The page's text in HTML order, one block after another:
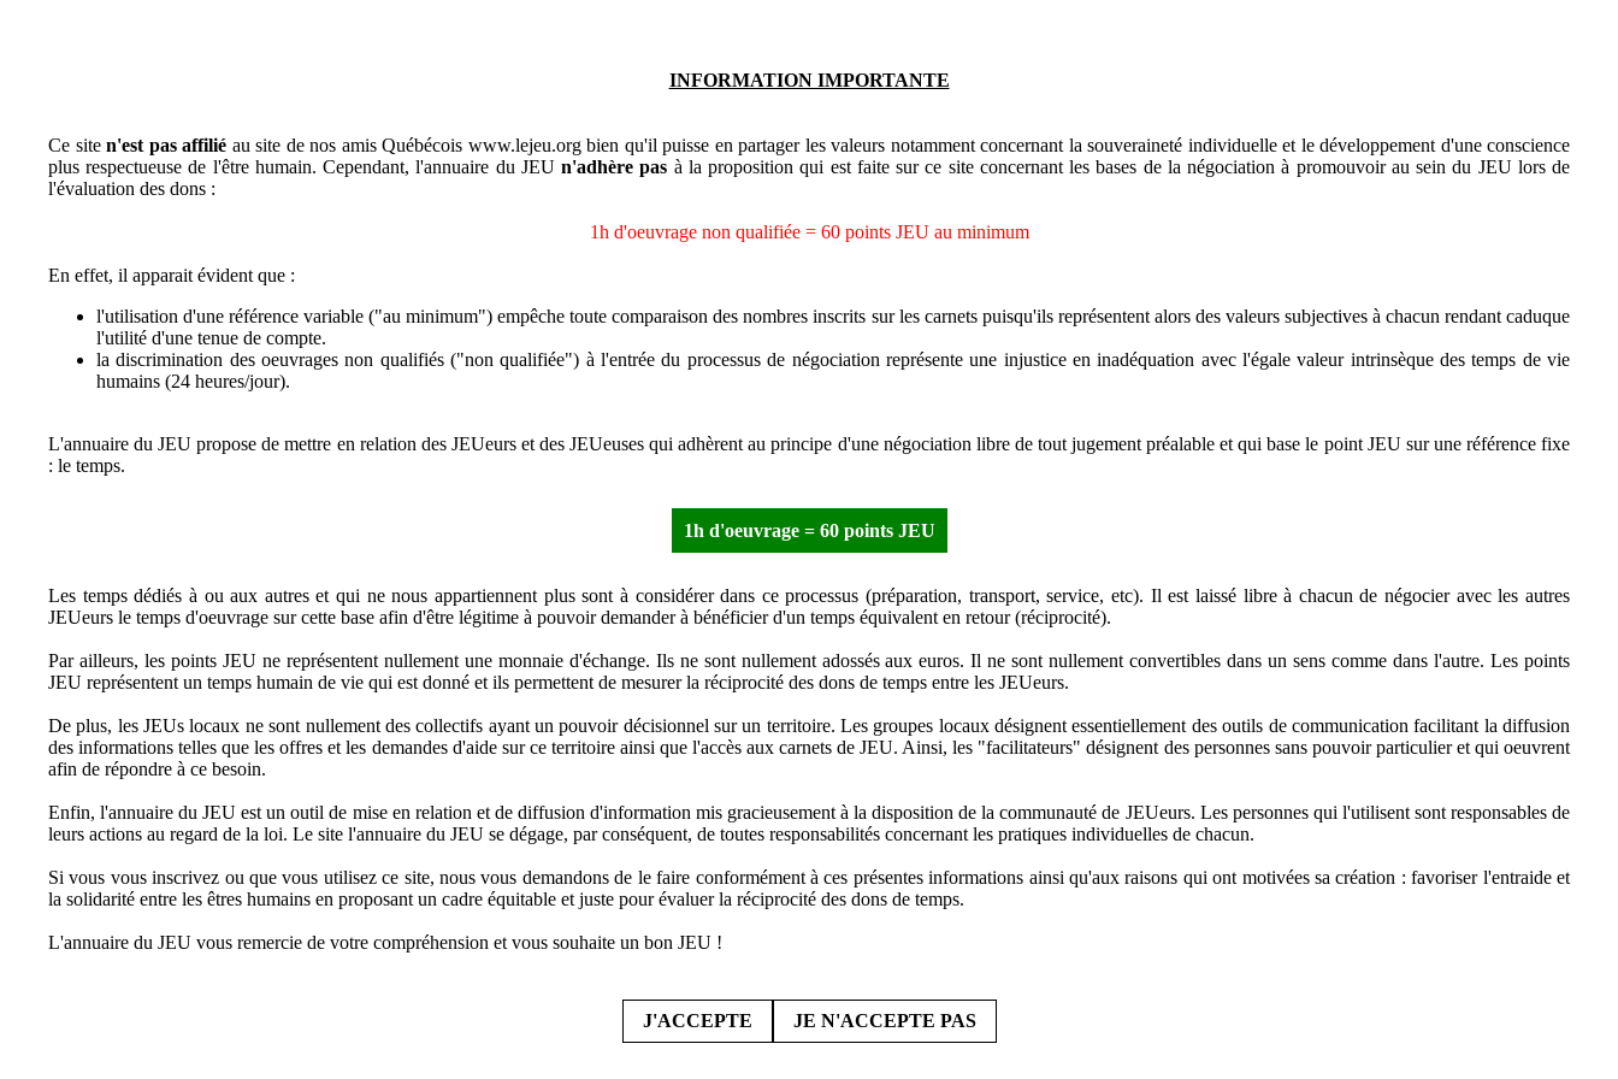
INFORMATION IMPORTANTE
Ce site n'est pas affilié au site de nos amis Québécois www.lejeu.org bien qu'il puisse en partager les valeurs notamment concernant la souveraineté individuelle et le développement d'une conscience
plus respectueuse de l'être humain. Cependant, l'annuaire du JEUn'adhère pas à la proposition qui est faite sur ce site concernant les bases de la négociation à promouvoir au sein du JEU lors de
l'évaluation des dons :
1h d'oeuvrage non qualifiée = 60 points JEU au minimum
En effet, il apparait évident que :
l'utilisation d'une référence variable ("au minimum") empêche toute comparaison des nombres inscrits sur les carnets puisqu'ils représentent alors des valeurs subjectives à chacun rendant caduque
l'utilité d'une tenue de compte.
la discrimination des oeuvrages non qualifiés ("non qualifiée") à l'entrée du processus de négociation représente une injustice en inadéquation avec l'égale valeur intrinsèque des temps de vie
humains (24 heures/jour).
L'annuaire du JEU propose de mettre en relation des JEUeurs et des JEUeuses qui adhèrent au principe d'une négociation libre de tout jugement préalable et qui base le point JEU sur une référence fixe
: le temps.
1h d'oeuvrage = 60 points JEU
Les temps dédiés à ou aux autres et qui ne nous appartiennent plus sont à considérer dans ce processus (préparation, transport, service, etc). Il est laissé libre à chacun de négocier avec les autres
JEUeurs le temps d'oeuvrage sur cette base afin d'être légitime à pouvoir demander à bénéficier d'un temps équivalent en retour (réciprocité).
Par ailleurs, les points JEU ne représentent nullement une monnaie d'échange. Ils ne sont nullement adossés aux euros. Il ne sont nullement convertibles dans un sens comme dans l'autre. Les points
JEU représentent un temps humain de vie qui est donné et ils permettent de mesurer la réciprocité des dons de temps entre les JEUeurs.
De plus, les JEUs locaux ne sont nullement des collectifs ayant un pouvoir décisionnel sur un territoire. Les groupes locaux désignent essentiellement des outils de communication facilitant la diffusion
des informations telles que les offres et les demandes d'aide sur ce territoire ainsi que l'accès aux carnets de JEU. Ainsi, les "facilitateurs" désignent des personnes sans pouvoir particulier et qui oeuvrent
afin de répondre à ce besoin.
Enfin, l'annuaire du JEU est un outil de mise en relation et de diffusion d'information mis gracieusement à la disposition de la communauté de JEUeurs. Les personnes qui l'utilisent sont responsables de
leurs actions au regard de la loi. Le site l'annuaire du JEU se dégage, par conséquent, de toutes responsabilités concernant les pratiques individuelles de chacun.
Si vous vous inscrivez ou que vous utilisez ce site, nous vous demandons de le faire conformément à ces présentes informations ainsi qu'aux raisons qui ont motivées sa création : favoriser l'entraide et
la solidarité entre les êtres humains en proposant un cadre équitable et juste pour évaluer la réciprocité des dons de temps.
L'annuaire du JEU vous remercie de votre compréhension et vous souhaite un bon JEU !
J'ACCEPTE JE N'ACCEPTE PAS